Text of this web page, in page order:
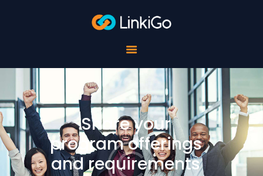
Share your
program offerings
and requirements
FOR STUDENTS
FOR COMPANIES
ABOUT LINKIGO
CONTACTS